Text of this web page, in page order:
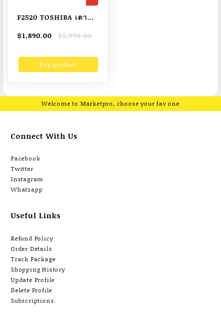
F2520 TOSHIBA เตาอบ
ลิตร สีดำ รุ่น MWP-
฿1,990.00
Original
was:
฿1,990.00.
฿1,890.00
Current
is:
฿1,890.00.Buy product
Welcome to Marketpro, choose your fav one
Connect With Us
Facebook
Twitter
Instagram
Whatsapp
Useful Links
Refund Policy
Order Details
Track Package
Shopping History
Update Profile
Delete Profile
Subscriptions